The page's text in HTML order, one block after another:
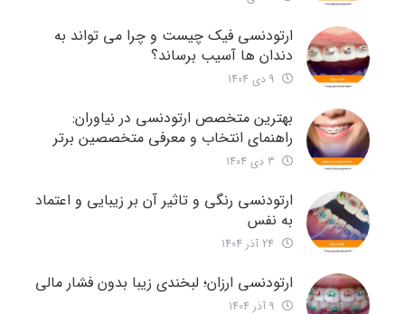
ارتودنسی فیک چیست و چرا می تواند به
دندان ها آسیب برساند؟
بهترین متخصص ارتودنسی در نیاوران:
راهنمای انتخاب و معرفی متخصصین برتر
ارتودنسی رنگی و تاثیر آن بر زیبایی و اعتماد
به نفس
ارتودنسی ارزان؛ لبخندی زیبا بدون فشار مالی